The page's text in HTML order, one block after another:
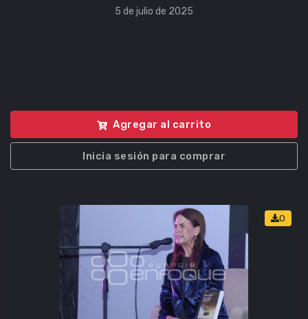
5 de julio de 2025
Agregar al carrito
Inicia sesión para comprar
0